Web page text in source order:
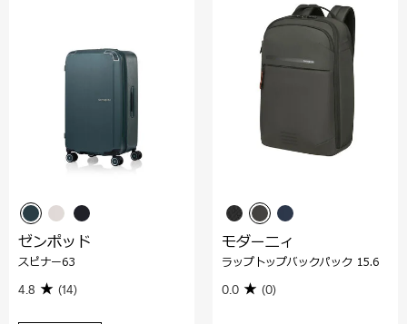
ゼンポッド
スピナー63
4.8 (14)
モダーニィ
ラップトップバックパック 15.6
0.0 (0)